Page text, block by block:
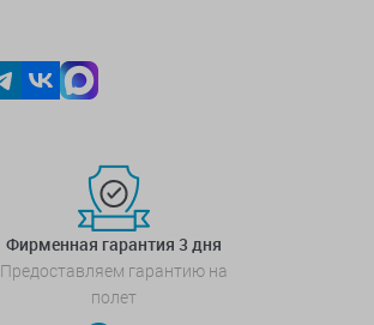
Фирменная гарантия 3 дня
Предоставляем гарантию на
полет